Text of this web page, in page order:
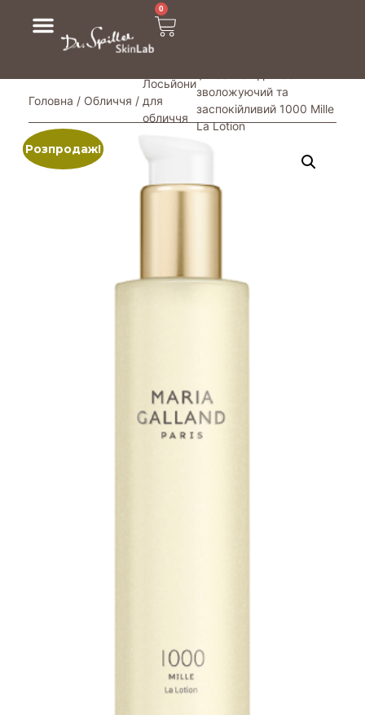
0
Головна / Обличчя /
Лосьйони
для
обличчя
зволожуючий та
заспокійливий 1000 Mille
La Lotion
Розпродаж!